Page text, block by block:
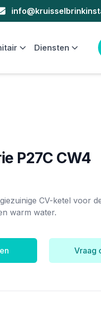
Diensten
P27C CW4
CV-ketel voor
warm water.
Vraag